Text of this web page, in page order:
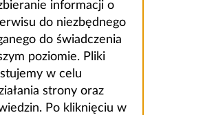
informacji o
do niezbędnego
do świadczenia
poziomie. Pliki
w celu
strony oraz
Po kliknięciu w